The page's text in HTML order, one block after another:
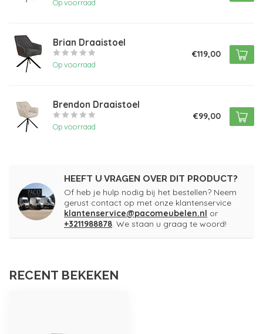
Op voorraad
Brian Draaistoel
Op voorraad
€119,00
Brendon Draaistoel
Op voorraad
€99,00
HEEFT U VRAGEN OVER DIT PRODUCT?
Of heb je hulp nodig bij het bestellen? Neem
gerust contact op met onze klantenservice
klantenservice@pacomeubelen.nl or
+3211988878. We staan u graag te woord!
RECENT BEKEKEN